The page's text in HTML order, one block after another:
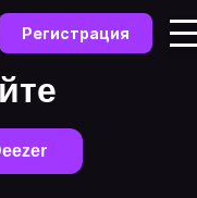
Регистрация